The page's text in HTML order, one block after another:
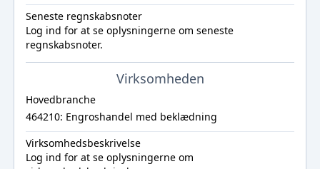
Seneste regnskabsnoter
Log ind for at se oplysningerne om seneste
regnskabsnoter.
Virksomheden
Hovedbranche
464210: Engroshandel med beklædning
Virksomhedsbeskrivelse
Log ind for at se oplysningerne om